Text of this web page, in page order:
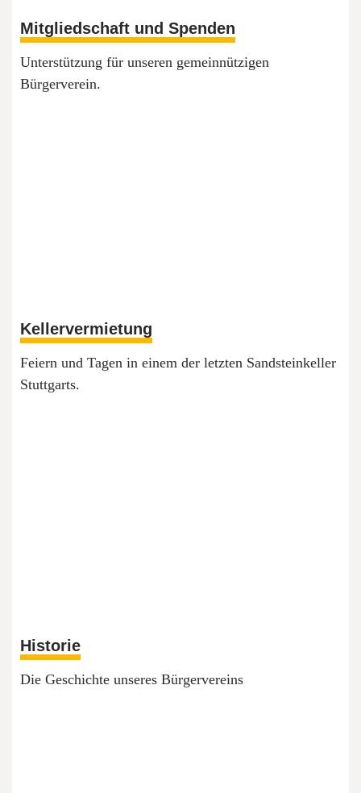
Mitgliedschaft und Spenden
Unterstützung für unseren gemeinnützigen
Bürgerverein.
Kellervermietung
Feiern und Tagen in einem der letzten Sandsteinkeller
Stuttgarts.
Historie
Die Geschichte unseres Bürgervereins